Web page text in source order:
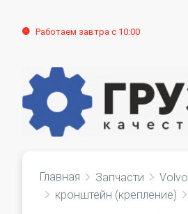
Работаем завтра с 10:00
Главная Запчасти Volvo
кронштейн (крепление)